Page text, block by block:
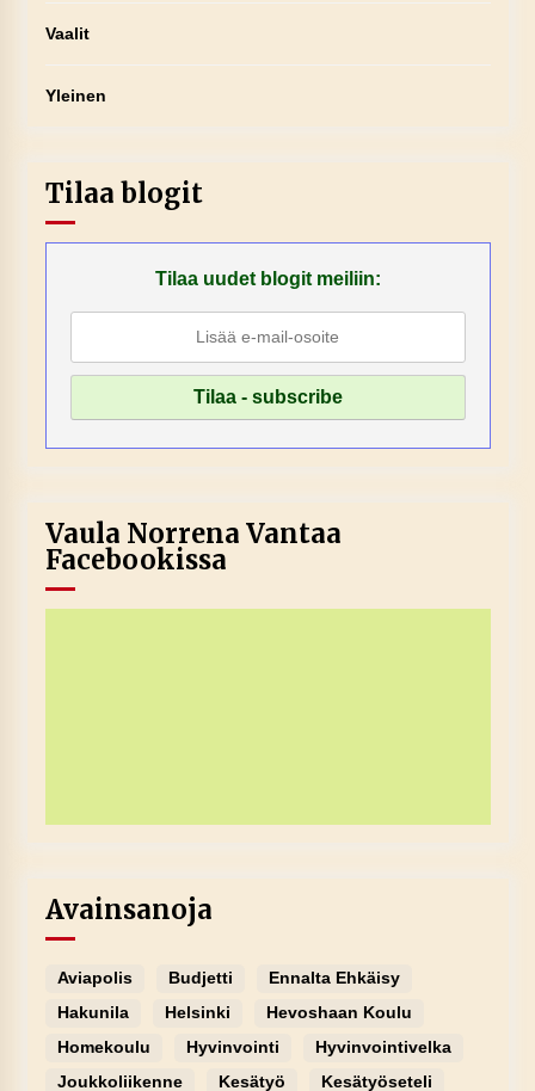
Vaalit
Yleinen
Tilaa blogit
Tilaa uudet blogit meiliin:
Vaula Norrena Vantaa
Facebookissa
Avainsanoja
Aviapolis Budjetti
Ennalta Ehkäisy
Hakunila
Helsinki
Hevoshaan Koulu
Homekoulu
Hyvinvointi
Hyvinvointivelka
Joukkoliikenne
Kesätyö Kesätyöseteli